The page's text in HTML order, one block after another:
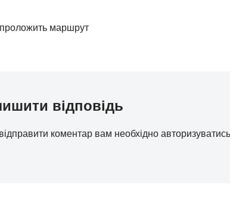
проложить маршрут
відповідь
коментар вам необхідно авторизуватись